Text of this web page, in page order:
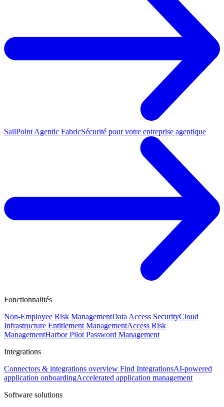
SailPoint Agentic FabricSécurité pour votre entreprise agentique
Fonctionnalités
Non-Employee Risk ManagementData Access SecurityCloud
Infrastructure Entitlement ManagementAccess Risk
ManagementHarbor Pilot Password Management
Integrations
Connectors & integrations overview Find IntegrationsAI-powered
application onboardingAccelerated application management
Software solutions